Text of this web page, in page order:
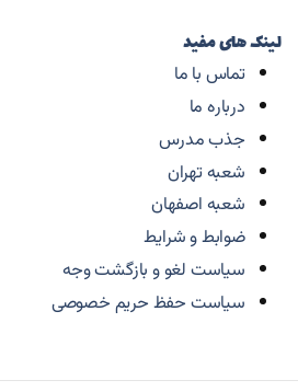
لینک های مفید
تماس با ما
درباره ما
جذب مدرس
شعبه تهران
شعبه اصفهان
ضوابط و شرایط
سیاست لغو و بازگشت وجه
سیاست حفظ حریم خصوصی